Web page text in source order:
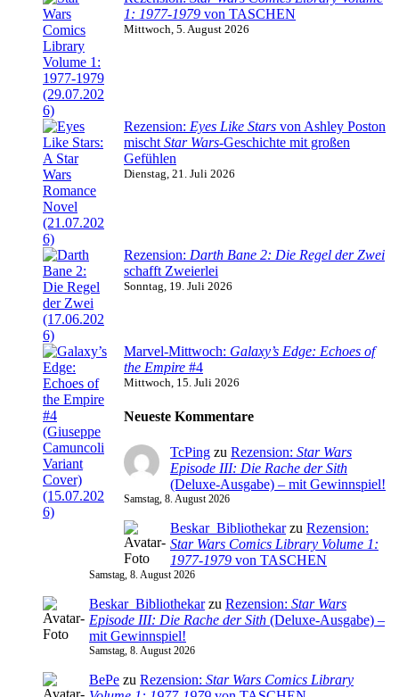
1: 1977-1979 von TASCHEN
Mittwoch, 5. August 2026
Rezension: Eyes Like Stars von Ashley Poston
mischt Star Wars-Geschichte mit großen
Gefühlen
Dienstag, 21. Juli 2026
Rezension: Darth Bane 2: Die Regel der Zwei
schafft Zweierlei
Sonntag, 19. Juli 2026
Marvel-Mittwoch: Galaxy’s Edge: Echoes of
the Empire #4
Mittwoch, 15. Juli 2026
Neueste Kommentare
TcPing zu Rezension: Star Wars
Episode III: Die Rache der Sith
(Deluxe-Ausgabe) – mit Gewinnspiel!
Samstag, 8. August 2026
Beskar_Bibliothekarzu Rezension:
Star Wars Comics Library Volume 1:
1977-1979 von TASCHEN
Samstag, 8. August 2026
Beskar_Bibliothekarzu Rezension: Star Wars
Episode III: Die Rache der Sith (Deluxe-Ausgabe) –
mit Gewinnspiel!
Samstag, 8. August 2026
BePe zu Rezension: Star Wars Comics Library